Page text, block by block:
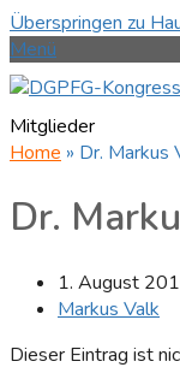
Überspringen zu
Menü
Mitglieder
Home » Dr. Markus
Dr.
1. August
Markus Valk
Dieser Eintrag ist